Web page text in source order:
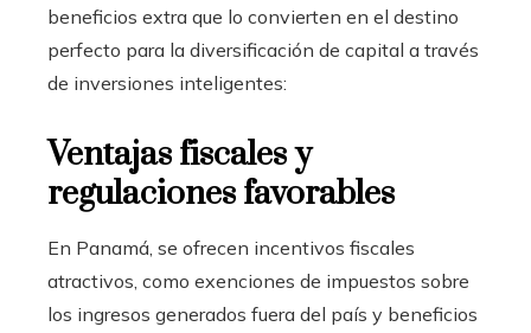
beneficios extra que lo convierten en el destino
perfecto para la diversificación de capital a través
de inversiones inteligentes:
Ventajas fiscales y
regulaciones favorables
En Panamá, se ofrecen incentivos fiscales
atractivos, como exenciones de impuestos sobre
los ingresos generados fuera del país y beneficios